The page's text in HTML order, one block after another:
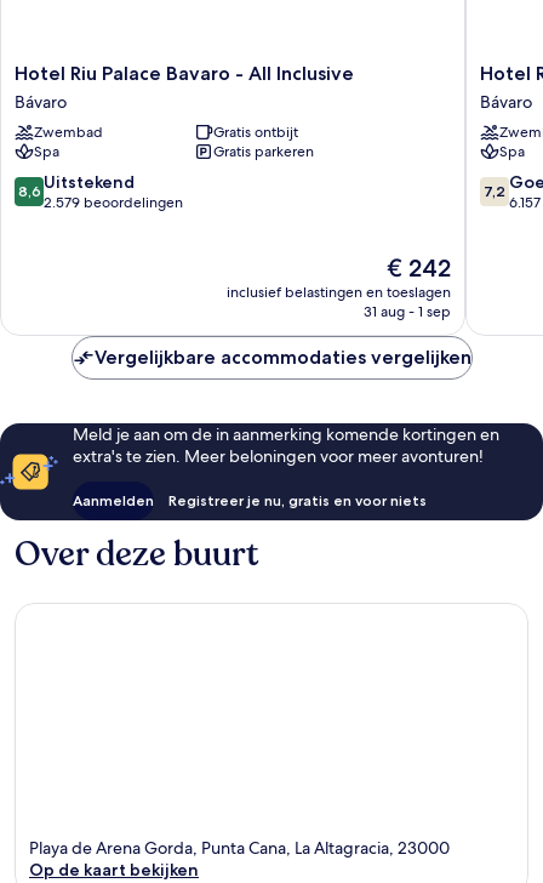
Hotel
Riu
Palace
Bavaro
-
All
Inclusive
Hotel Riu Palace Bavaro - All Inclusive
Bávaro
Zwembad
Gratis ontbijt
Spa
Gratis parkeren
8.6
van
8,6 Uitstekend
2.579 beoordelingen
De
prijs
is
€ 242
inclusief belastingen en toeslagen
31 aug - 1 sep
Hotel
Riu
-
Adults
only
-
Hotel
Bávaro
Spa
7.2
van
7,2
Vergelijkbare accommodaties vergelijken
Meld je aan om de in aanmerking komende kortingen en
extra's te zien. Meer beloningen voor meer avonturen!
Aanmelden Registreer je nu, gratis en voor niets
Over deze buurt
Playa de Arena Gorda, Punta Cana, La Altagracia, 23000
Op de kaart bekijken